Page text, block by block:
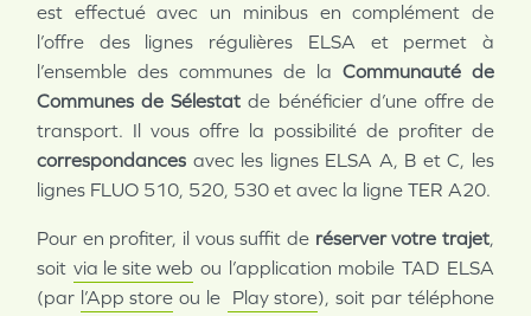
est effectué avec un minibus en complément de
l’offre des lignes régulières ELSA et permet à
l’ensemble des communes de la Communauté de
Communes de Sélestat de bénéficier d’une offre de
transport. Il vous offre la possibilité de profiter de
correspondances avec les lignes ELSA A, B et C, les
lignes FLUO 510, 520, 530 et avec la ligne TER A20.
Pour en profiter, il vous suffit de réserver votre trajet,
soit via le site web ou l’application mobile TAD ELSA
(par l’App store ou le Play store), soit par téléphone